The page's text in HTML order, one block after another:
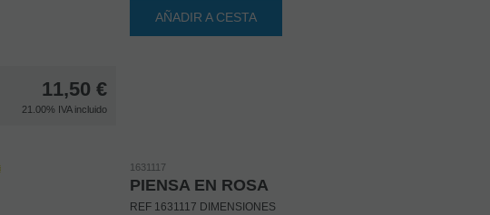
11,50 €
21.00% IVA incluido
AÑADIR A CESTA
1631117
PIENSA EN ROSA
REF 1631117 DIMENSIONES